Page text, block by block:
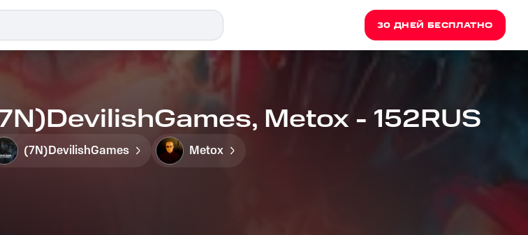
30 ДНЕЙ БЕСПЛАТНО
Metox - 152RUS
(7N)DevilishGames Metox